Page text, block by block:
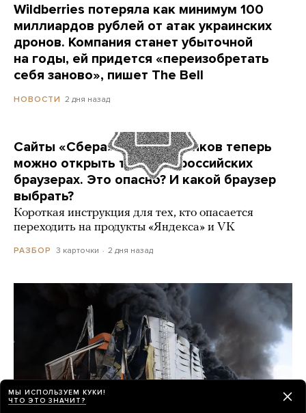
Wildberries потеряла как минимум 100
миллиардов рублей от атак украинских
дронов. Компания станет убыточной
на годы, ей придется «переизобретать
себя заново», пишет The Bell
НОВОСТИ 2 дня назад
Сайты «Сбера» и других банков теперь
можно открыть только в российских
браузерах. Это опасно? И какой браузер
выбрать?
Короткая инструкция для тех, кто опасается
переходить на продукты «Яндекса» и VK
РАЗБОР 3 карточки 2 дня назад
МЫ ИСПОЛЬЗУЕМ КУКИ!
ЧТО ЭТО ЗНАЧИТ?